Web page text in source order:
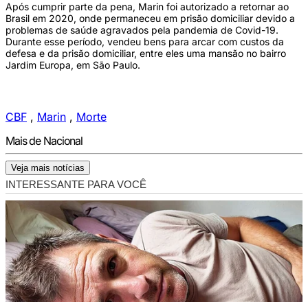
Após cumprir parte da pena, Marin foi autorizado a retornar ao
Brasil em 2020, onde permaneceu em prisão domiciliar devido a
problemas de saúde agravados pela pandemia de Covid-19.
Durante esse período, vendeu bens para arcar com custos da
defesa e da prisão domiciliar, entre eles uma mansão no bairro
Jardim Europa, em São Paulo.
CBF , Marin , Morte
Mais de Nacional
Veja mais notícias